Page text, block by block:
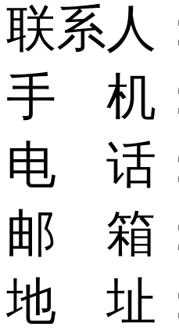
联系人
手 机
电 话
邮 箱
地 址